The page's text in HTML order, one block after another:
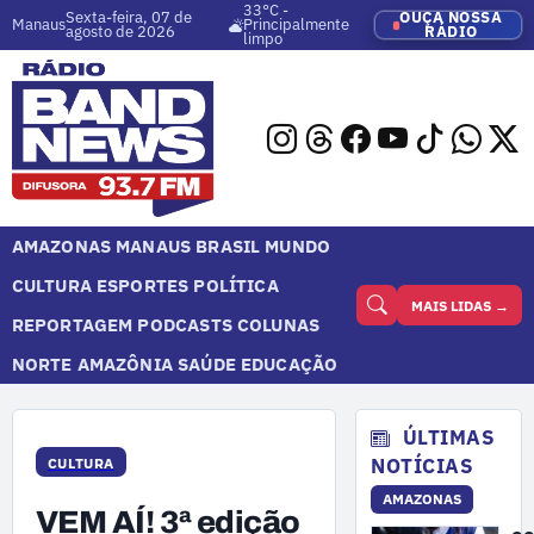
ManausSexta-feira, 07 de
agosto de 2026
33°C -
Principalmente
limpo
OUÇA NOSSA
RÁDIO
AMAZONAS MANAUS BRASIL MUNDO
CULTURA ESPORTES POLÍTICA
REPORTAGEM PODCASTS COLUNAS
NORTE AMAZÔNIA SAÚDE EDUCAÇÃO
MAIS LIDAS →
CULTURA
VEM AÍ! 3ª edição
ÚLTIMAS
NOTÍCIAS
AMAZONAS